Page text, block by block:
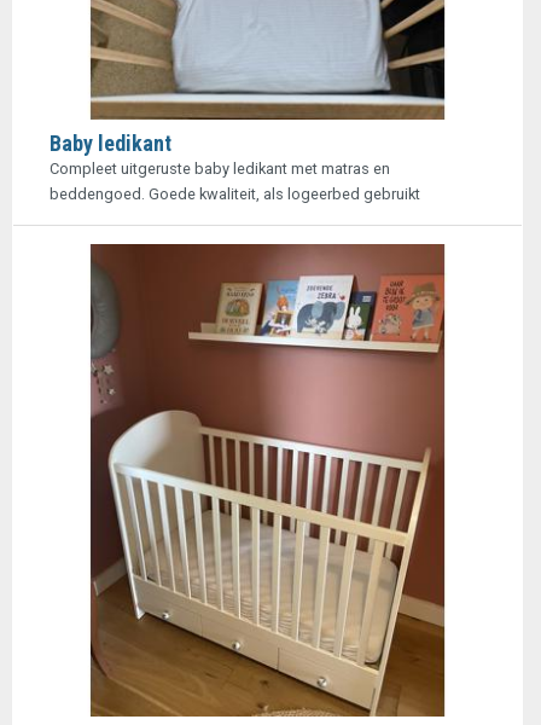
Baby ledikant
Compleet uitgeruste baby ledikant met matras en
beddengoed. Goede kwaliteit, als logeerbed gebruikt